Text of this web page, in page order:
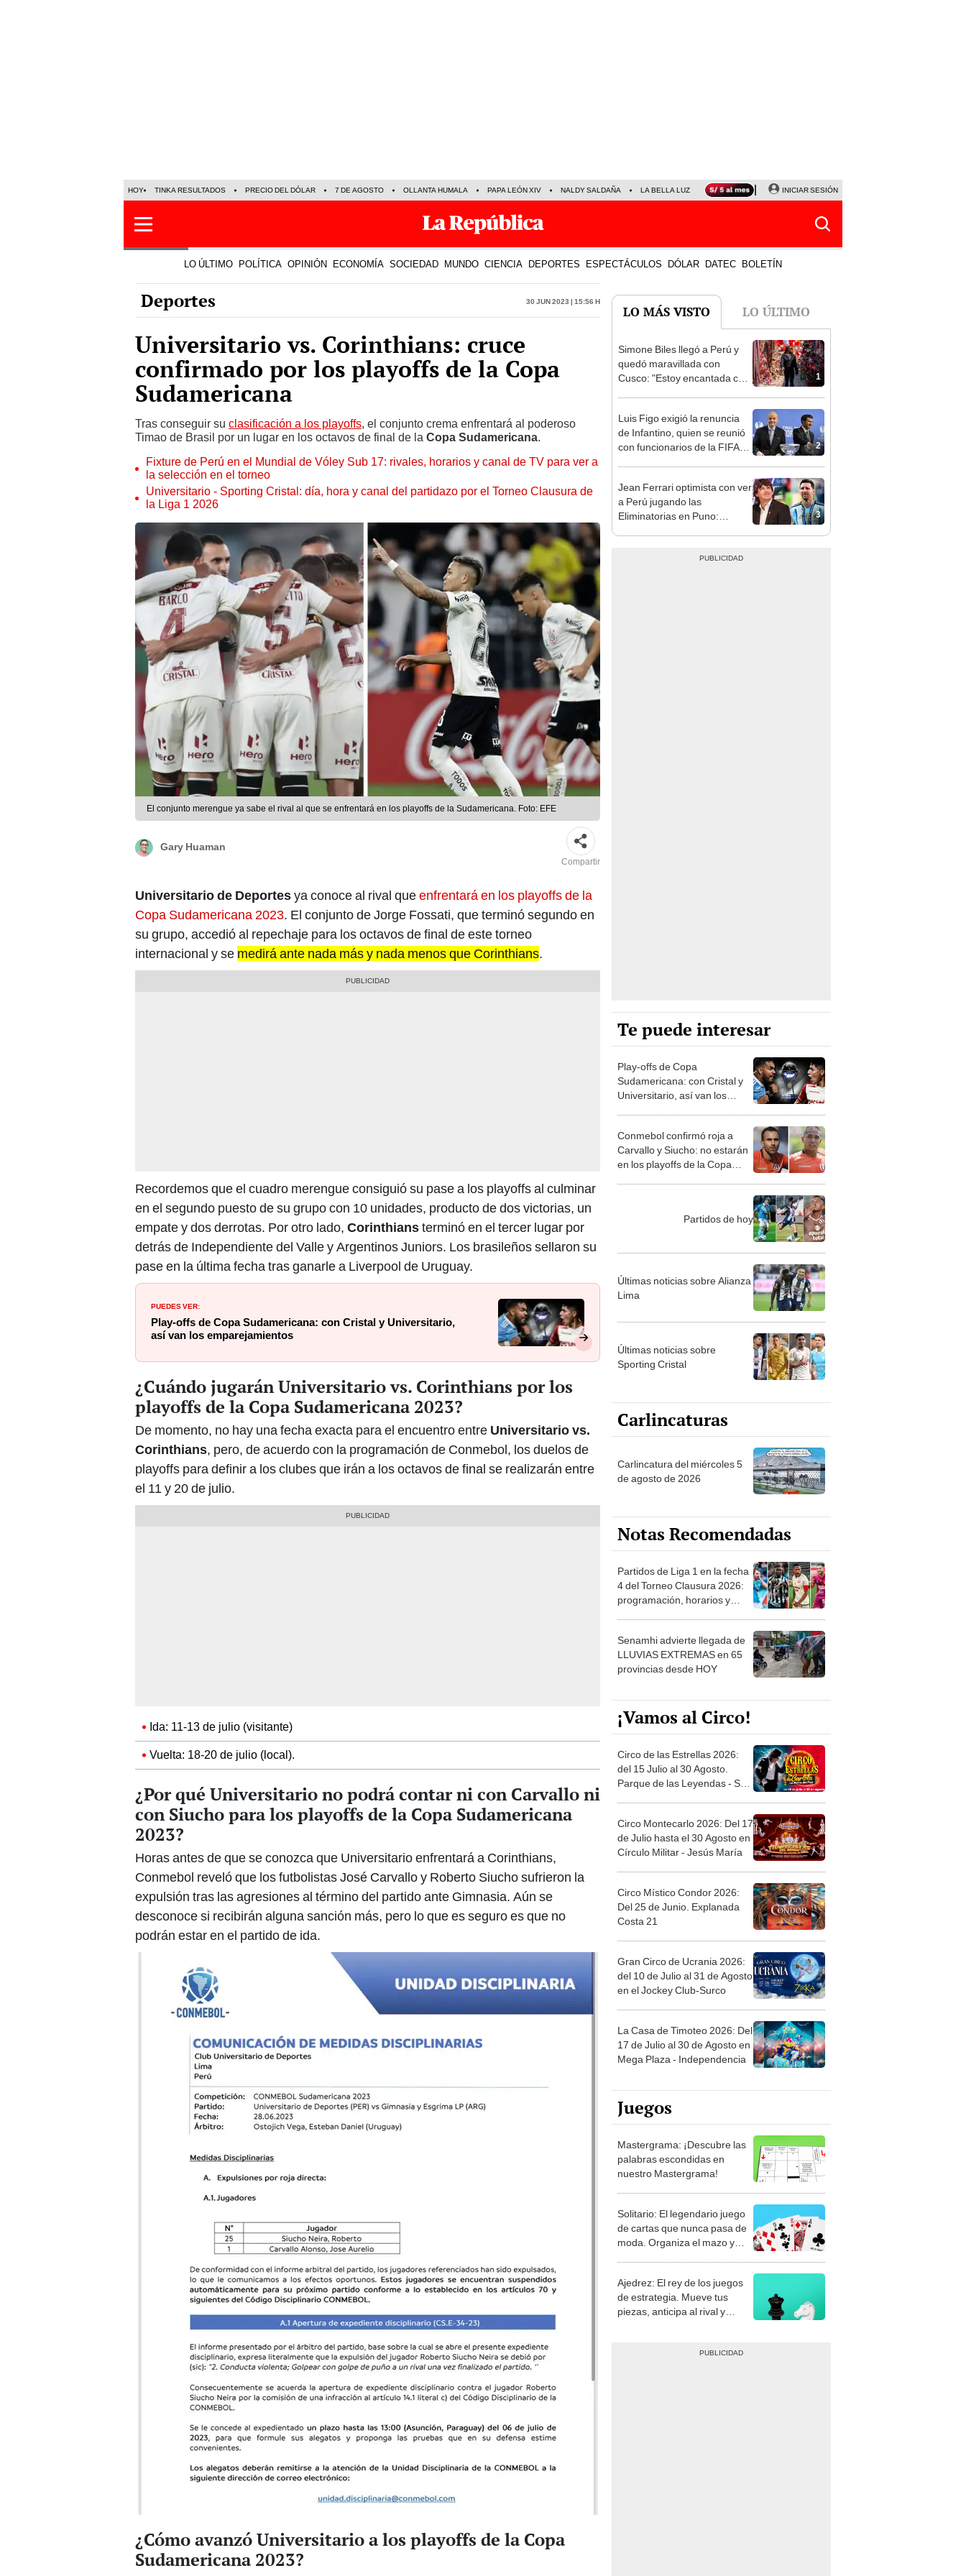
HOY TINKA RESULTADOS PRECIO DEL DÓLAR 7 DE AGOSTO OLLANTA HUMALA PAPA LEÓN XIV NALDY SALDAÑA LA BELLA LUZ MAGALY MEDINA SINUANO RESULTADOS HOY
INICIAR SESIÓN
LO ÚLTIMO POLÍTICA OPINIÓN ECONOMÍA SOCIEDAD MUNDO CIENCIA DEPORTES ESPECTÁCULOS DÓLAR DATEC BOLETÍN
Deportes 30 Jun 2023 | 15:56 h
Universitario vs. Corinthians: cruce
confirmado por los playoffs de la Copa
Sudamericana
Tras conseguir su clasificación a los playoffs, el conjunto crema enfrentará al poderoso
Timao de Brasil por un lugar en los octavos de final de la Copa Sudamericana.
Fixture de Perú en el Mundial de Vóley Sub 17: rivales, horarios y canal de TV para ver a
la selección en el torneo
Universitario - Sporting Cristal: día, hora y canal del partidazo por el Torneo Clausura de
la Liga 1 2026
El conjunto merengue ya sabe el rival al que se enfrentará en los playoffs de la Sudamericana. Foto: EFE
Gary Huaman
Compartir
Universitario de Deportesya conoce al rival queenfrentará en los playoffs de la
Copa Sudamericana 2023. El conjunto de Jorge Fossati, que terminó segundo en
su grupo, accedió al repechaje para los octavos de final de este torneo
internacional y se medirá ante nada más y nada menos que Corinthians.
Recordemos que el cuadro merengue consiguió su pase a los playoffs al culminar
en el segundo puesto de su grupo con 10 unidades, producto de dos victorias, un
empate y dos derrotas. Por otro lado, Corinthiansterminó en el tercer lugar por
detrás de Independiente del Valle y Argentinos Juniors. Los brasileños sellaron su
pase en la última fecha tras ganarle a Liverpool de Uruguay.
PUEDES VER:
Play-offs de Copa Sudamericana: con Cristal y Universitario,
así van los emparejamientos
¿Cuándo jugarán Universitario vs. Corinthians por los
playoffs de la Copa Sudamericana 2023?
De momento, no hay una fecha exacta para el encuentro entre Universitario vs.
Corinthians, pero, de acuerdo con la programación de Conmebol, los duelos de
playoffs para definir a los clubes que irán a los octavos de final se realizarán entre
el 11 y 20 de julio.
Ida: 11-13 de julio (visitante)
Vuelta: 18-20 de julio (local).
¿Por qué Universitario no podrá contar ni con Carvallo ni
con Siucho para los playoffs de la Copa Sudamericana
2023?
Horas antes de que se conozca que Universitario enfrentará a Corinthians,
Conmebol reveló que los futbolistas José Carvallo y Roberto Siucho sufrieron la
expulsión tras las agresiones al término del partido ante Gimnasia. Aún se
desconoce si recibirán alguna sanción más, pero lo que es seguro es que no
podrán estar en el partido de ida.
¿Cómo avanzó Universitario a los playoffs de la Copa
Sudamericana 2023?
LO MÁS VISTO LO ÚLTIMO
1
Simone Biles llegó a Perú y
quedó maravillada con
Cusco: "Estoy encantada con
2
Luis Figo exigió la renuncia
de Infantino, quien se reunió
con funcionarios de la FIFA
3
Jean Ferrari optimista con ver
a Perú jugando las
Eliminatorias en Puno:
Te puede interesar
Play-offs de Copa
Sudamericana: con Cristal y
Universitario, así van los
Conmebol confirmó roja a
Carvallo y Siucho: no estarán
en los playoffs de la Copa
Partidos de hoy
Últimas noticias sobre Alianza
Lima
Últimas noticias sobre
Sporting Cristal
Carlincaturas
Carlincatura del miércoles 5
de agosto de 2026
Notas Recomendadas
Partidos de Liga 1 en la fecha
4 del Torneo Clausura 2026:
programación, horarios y
Senamhi advierte llegada de
LLUVIAS EXTREMAS en 65
provincias desde HOY
¡Vamos al Circo!
Circo de las Estrellas 2026:
del 15 Julio al 30 Agosto.
Parque de las Leyendas - San
Circo Montecarlo 2026: Del 17
de Julio hasta el 30 Agosto en
Círculo Militar - Jesús María
Circo Místico Condor 2026:
Del 25 de Junio. Explanada
Costa 21
Gran Circo de Ucrania 2026:
del 10 de Julio al 31 de Agosto
en el Jockey Club-Surco
La Casa de Timoteo 2026: Del
17 de Julio al 30 de Agosto en
Mega Plaza - Independencia
Juegos
Mastergrama: ¡Descubre las
palabras escondidas en
nuestro Mastergrama!
Solitario: El legendario juego
de cartas que nunca pasa de
moda. Organiza el mazo y
Ajedrez: El rey de los juegos
de estrategia. Mueve tus
piezas, anticipa al rival y